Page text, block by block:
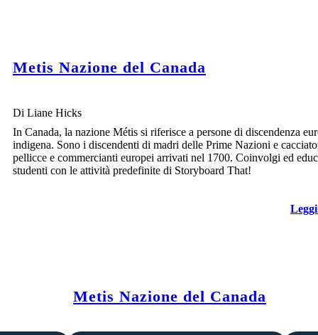
Metis Nazione del Canada
Di Liane Hicks
In Canada, la nazione Métis si riferisce a persone di discendenza
indigena. Sono i discendenti di madri delle Prime Nazioni e
pellicce e commercianti europei arrivati nel 1700. Coinvolgi ed
studenti con le attività predefinite di Storyboard That!
Metis Nazione del Canada